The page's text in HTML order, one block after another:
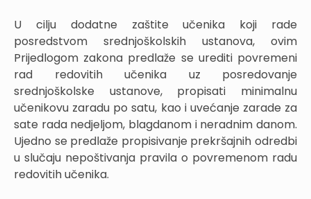
U cilju dodatne zaštite učenika koji rade
posredstvom srednjoškolskih ustanova, ovim
Prijedlogom zakona predlaže se urediti povremeni
rad redovitih učenika uz posredovanje
srednjoškolske ustanove, propisati minimalnu
učenikovu zaradu po satu, kao i uvećanje zarade za
sate rada nedjeljom, blagdanom i neradnim danom.
Ujedno se predlaže propisivanje prekršajnih odredbi
u slučaju nepoštivanja pravila o povremenom radu
redovitih učenika.